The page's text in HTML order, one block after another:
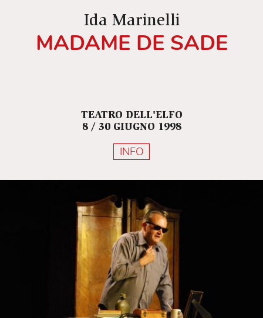
Ida Marinelli
MADAME DE SADE
TEATRO DELL'ELFO
8 / 30 GIUGNO 1998
INFO